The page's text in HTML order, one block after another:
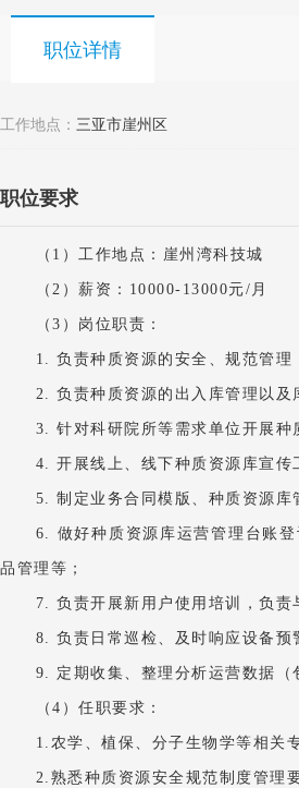
职位详情
工作地点： 三亚市崖州区
职位要求
（1）工作地点：崖州湾科技城
（2）薪资： 10000-13000元/月
（3）岗位职责：
1.负责种质资源的安全、规范管理
2. 负责种质资源的出入库管理以及
3.针对科研院所等需求单位开展种
4.开展线上、线下种质资源库宣传
5.制定业务合同模版、种质资源
6. 做好种质资源库运营管理台账
品管理等；
7.负责开展新用户使用培训 ，负
8.负责日常巡检、及时响应设备预
9. 定期收集、整理分析运营数据
（4）任职要求：
1. 农学、植保、分子生物学等相关
2. 熟悉种质资源安全规范制度管理